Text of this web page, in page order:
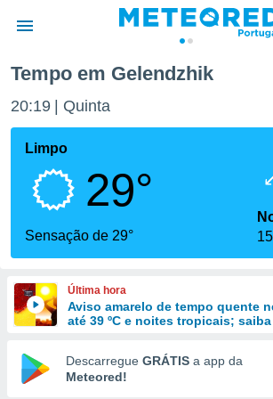
da
foi
fornecidas
a este
das
e
forma
digital
Tempo em Gelendzhik
20:19 Quinta
Limpo
29°
Sensação de 29°
15
Última hora
Aviso amarelo de tempo quente
até 39 ºC e noites tropicais;
Descarregue GRÁTIS a app da
Meteored!